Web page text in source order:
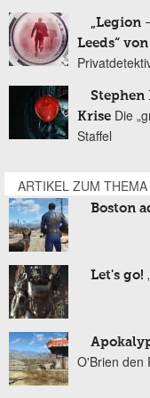
„Legion
Leeds“
Stephen
Krise Die
Staffel
ARTIKEL ZUM THEMA
Boston
Let's go!
O'Brien den